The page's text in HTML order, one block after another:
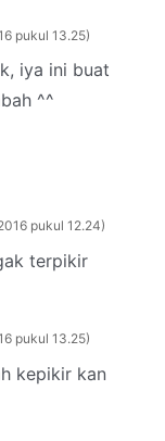
pukul 13.25
iya ini buat
^^
pukul 12.24
terpikir
pukul 13.25
kepikir kan